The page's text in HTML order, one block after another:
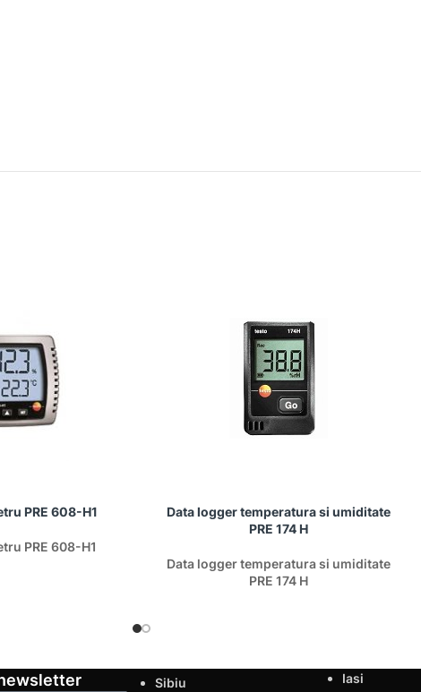
PRE 608-H1
PRE 608-H1
Data logger temperatura si umiditate
PRE 174 H
Data logger temperatura si umiditate
PRE 174 H
Sibiu
Iasi